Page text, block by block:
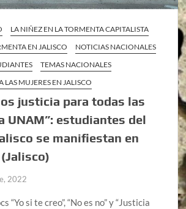
LA NIÑEZ EN LA TORMENTA CAPITALISTA
EN JALISCO
NOTICIAS NACIONALES
TEMAS NACIONALES
MUJERES EN JALISCO
justicia para todas las
UNAM”: estudiantes del
se manifiestan en
2022
“Yo si te creo”, “No es no” y “Justicia